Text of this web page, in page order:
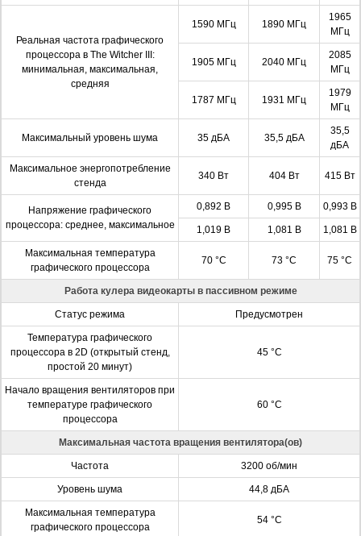
Реальная частота графического
процессора в The Witcher III:
минимальная, максимальная,
средняя
1590 МГц 1890 МГц
1965
МГц
1905 МГц 2040 МГц
2085
МГц
1787 МГц 1931 МГц
1979
МГц
Максимальный уровень шума 35 дБА 35,5 дБА
35,5
дБА
Максимальное энергопотребление
стенда
340 Вт 404 Вт 415 Вт
Напряжение графического
процессора: среднее, максимальное
0,892 В 0,995 В 0,993 В
1,019 В 1,081 В 1,081 В
Максимальная температура
графического процессора
70 °C 73 °C 75 °C
Работа кулера видеокарты в пассивном режиме
Статус режима Предусмотрен
Температура графического
процессора в 2D (открытый стенд,
простой 20 минут)
45 °C
Начало вращения вентиляторов при
температуре графического
процессора
60 °C
Максимальная частота вращения вентилятора(ов)
Частота 3200 об/мин
Уровень шума 44,8 дБА
Максимальная температура
графического процессора
54 °C